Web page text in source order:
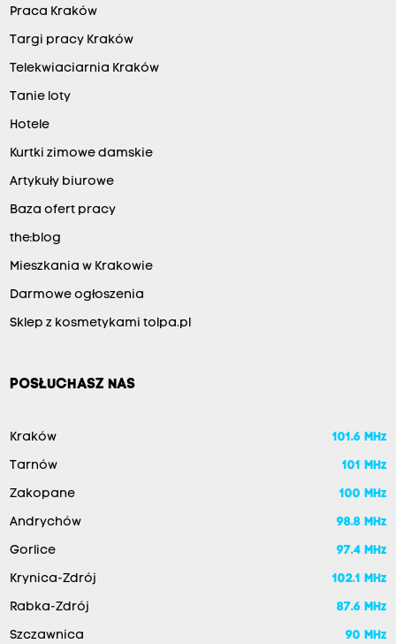
Praca Kraków
Targi pracy Kraków
Telekwiaciarnia Kraków
Tanie loty
Hotele
Kurtki zimowe damskie
Artykuły biurowe
Baza ofert pracy
the:blog
Mieszkania w Krakowie
Darmowe ogłoszenia
Sklep z kosmetykami tolpa.pl
POSŁUCHASZ NAS
Kraków 101.6 MHz
Tarnów 101 MHz
Zakopane 100 MHz
Andrychów 98.8 MHz
Gorlice 97.4 MHz
Krynica-Zdrój 102.1 MHz
Rabka-Zdrój 87.6 MHz
Szczawnica 90 MHz